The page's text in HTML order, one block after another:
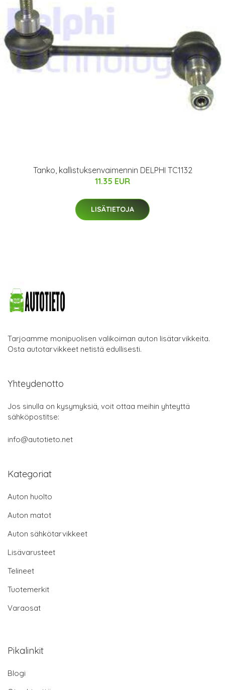
Tanko, kallistuksenvaimennin DELPHI TC1132
11.35 EUR
LISÄTIETOJA
Tarjoamme monipuolisen valikoiman auton lisätarvikkeita.
Osta autotarvikkeet netistä edullisesti.
Yhteydenotto
Jos sinulla on kysymyksiä, voit ottaa meihin yhteyttä
sähköpostitse:
info@autotieto.net
Kategoriat
Auton huolto
Auton matot
Auton sähkötarvikkeet
Lisävarusteet
Telineet
Tuotemerkit
Varaosat
Pikalinkit
Blogi